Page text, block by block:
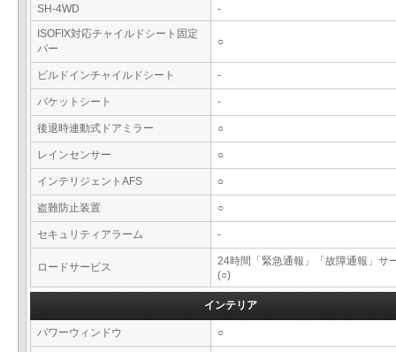
SH-4WD
-
ISOFIX対応チャイルドシート固定
バー
○
ビルドインチャイルドシート -
バケットシート -
後退時連動式ドアミラー ○
レインセンサー ○
インテリジェントAFS ○
盗難防止装置 ○
セキュリティアラーム -
ロードサービス
24時間「緊急通報」「故障通報」サ
(○)
インテリア
パワーウィンドウ ○